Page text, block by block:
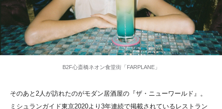
B2F心斎橋ネオン食堂街「FARPLANE」
そのあと2人が訪れたのがモダン居酒屋の『ザ・ニューワールド』。
ミシュランガイド東京2020より3年連続で掲載されているレストラン